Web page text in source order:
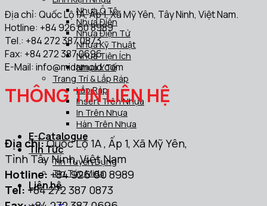
Nhựa Ô Tô
Nhựa Điện
Nhựa Điện Tử
Nhựa Kỹ Thuật
Nhựa Tiện Ích
Nhựa Y Tế
Trang Trí & Lắp Ráp
Lắp Ráp
Insert Trên Nhựa
In Trên Nhựa
Hàn Trên Nhựa
E-Catalogue
Tin Tức
Tin Tuyển Dụng
Tin Tức Mida
Liên hệ
Địa chỉ: Quốc Lộ 1A, Ấp 1, Xã Mỹ Yên, Tây Ninh, Việt Nam.
Hotline: +84 926 60 8989
Tel.: +84 272 387 0873
Fax: +84 272 387 0696
E-Mail: info@midamold.com
THÔNG TIN LIÊN HỆ
Địa chỉ:Quốc Lộ 1A , Ấp 1, Xã Mỹ Yên,
Tỉnh Tây Ninh, Việt Nam
Hotline: +84 926 60 8989
Tel: +84 272 387 0873